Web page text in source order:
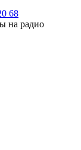
68
на радио